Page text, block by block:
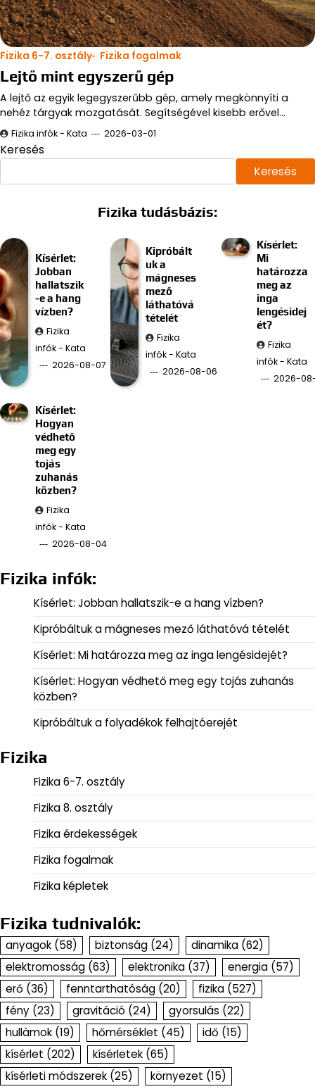
Fizika 6-7. osztály Fizika fogalmak
Lejtő mint egyszerű gép
A lejtő az egyik legegyszerűbb gép, amely megkönnyíti a
nehéz tárgyak mozgatását. Segítségével kisebb erővel…
Fizika infók - Kata 2026-03-01
Keresés
Keresés
Fizika tudásbázis:
Kísérlet:
Jobban
hallatszik
-e a hang
vízben?
Fizika
infók - Kata
2026-08-07
Kipróbált
uk a
mágneses
mező
láthatóvá
tételét
Fizika
infók - Kata
2026-08-06
Kísérlet:
Mi
határozza
meg az
inga
lengésidej
ét?
Fizika
infók - Kata
2026-
Kísérlet:
Hogyan
védhető
meg egy
tojás
zuhanás
közben?
Fizika
infók - Kata
2026-08-04
Fizika infók:
Kísérlet: Jobban hallatszik-e a hang vízben?
Kipróbáltuk a mágneses mező láthatóvá tételét
Kísérlet: Mi határozza meg az inga lengésidejét?
Kísérlet: Hogyan védhető meg egy tojás zuhanás
közben?
Kipróbáltuk a folyadékok felhajtóerejét
Fizika
Fizika 6-7. osztály
Fizika 8. osztály
Fizika érdekességek
Fizika fogalmak
Fizika képletek
Fizika tudnivalók:
anyagok (58) biztonság (24) dinamika (62)
elektromosság (63) elektronika (37) energia (57)
erő (36) fenntarthatóság (20) fizika (527)
fény (23) gravitáció (24) gyorsulás (22)
hullámok (19) hőmérséklet (45) idő (15)
kísérlet (202) kísérletek (65)
kísérleti módszerek (25) környezet (15)